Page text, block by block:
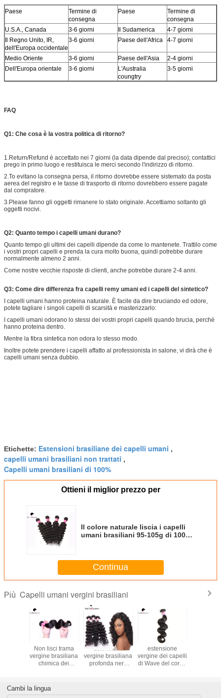
Paese
Termine di
consegna
Paese
Termine di
consegna
U.S.A., Canada
3-6 giorni Il Sudamerica
4-7 giorni
Il Regno Unito, IR,
dell'Europa occidentale
3-6 giorni Paese dell'Africa 4-7 giorni
Medio Oriente 3-6 giorni Paese dell'Asia
2-4 giorni
Dell'Europa orientale
3-6 giorni
L'Australia
coungtry
3-5 giorni
FAQ
Q1: Che cosa è la vostra politica di ritorno?
1.Return/Refund è accettato nei 7 giorni (la data dipende dal preciso); contattici
prego in primo luogo e restituisca le merci secondo l'indirizzo di ritorno.
2.To evitano la consegna persa, il ritorno dovrebbe essere sistemato da posta
aerea del registro e le tasse di trasporto di ritorno dovrebbero essere pagate
dal compratore.
3.Please fanno gli oggetti rimanere lo stato originale. Accettiamo soltanto gli
oggetti nocivi.
Q2: Quanto tempo i capelli umani durano?
Quanto tempo gli ultimi dei capelli dipende da come lo mantenete. Trattilo come
i vostri propri capelli e prenda la cura molto buona, quindi potrebbe durare
normalmente almeno 2 anni.
Come nostre vecchie risposte di clienti, anche potrebbe durare 2-4 anni.
Q3: Come dire differenza fra capelli remy umani ed i capelli del sintetico?
I capelli umani hanno proteina naturale. È facile da dire bruciando ed odore,
potete tagliare i singoli capelli di scarsità e masterizzarlo:
I capelli umani odorano lo stessi dei vostri propri capelli quando brucia, perché
hanno proteina dentro.
Mentre la fibra sintetica non odora lo stesso modo.
Inoltre potete prendere i capelli affatto al professionista in salone, vi dirà che è
capelli umani senza dubbio.
Etichette: Estensioni brasiliane dei capelli umani ,
capelli umani brasiliani non trattati ,
Capelli umani brasiliani di 100%
Ottieni il miglior prezzo per
Il colore naturale liscia i capelli
umani brasiliani 95-105g di 100%
Continua
Più Capelli umani vergini brasiliani
Non lisci trama
vergine brasiliana
chimica dei
spaccature
Estensione
vergine brasiliana
profonda nera
estensione
vergine dei capelli
di Wave del corpo
Cambi la lingua